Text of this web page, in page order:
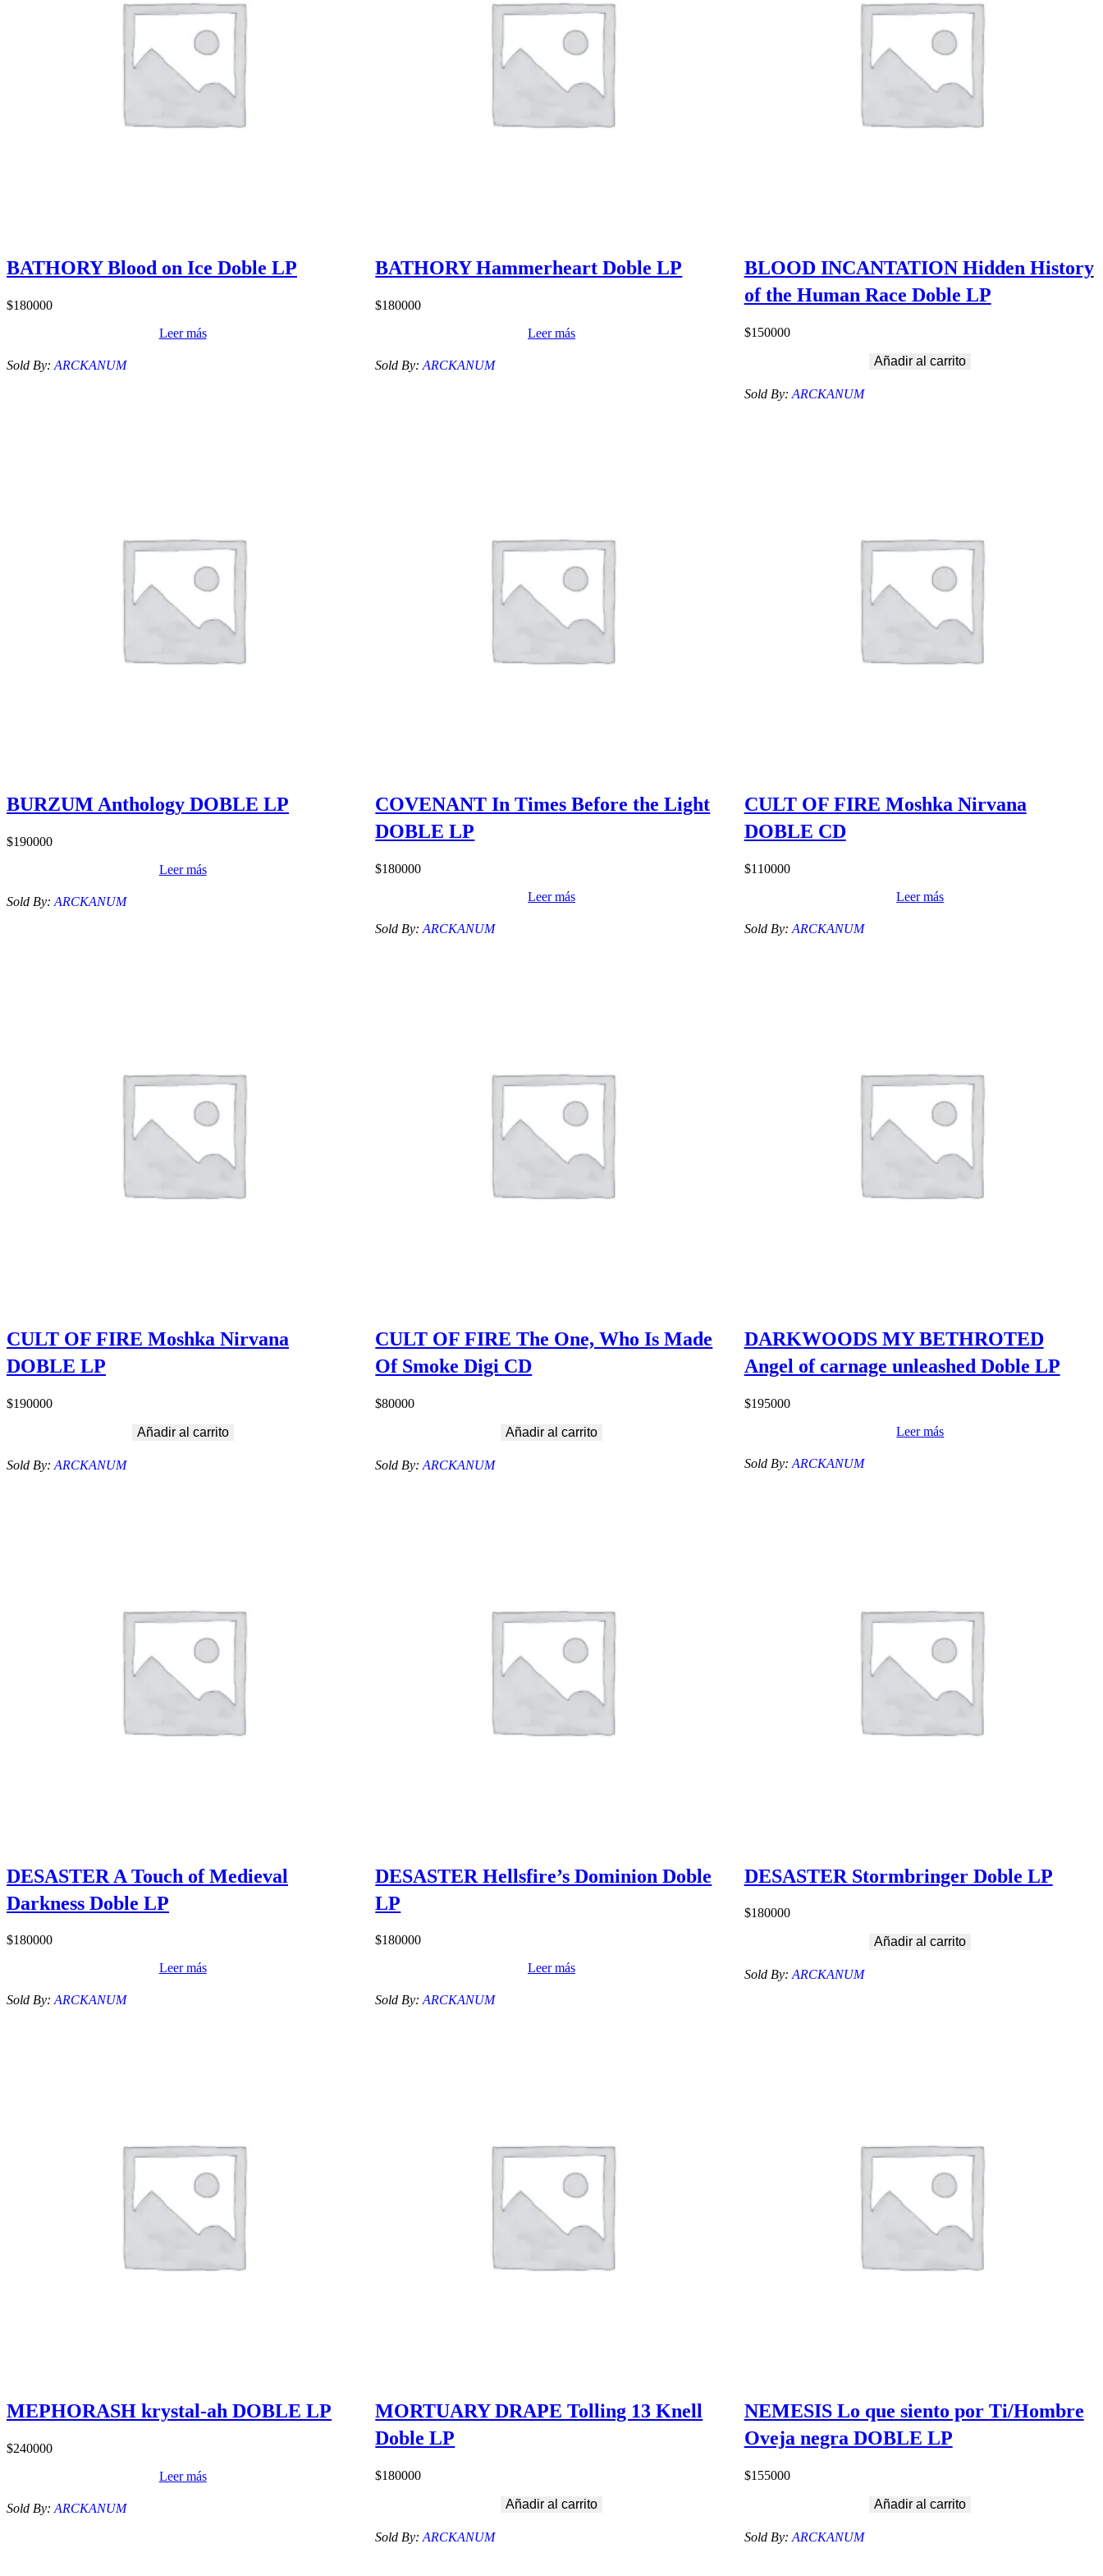
BATHORY Blood on Ice Doble LP
$180000
Leer más
Sold By: ARCKANUM
BATHORY Hammerheart Doble LP
$180000
Leer más
Sold By:ARCKANUM
BLOOD INCANTATION Hidden History
of the Human Race Doble LP
$150000
Añadir al carrito
Sold By: ARCKANUM
BURZUM Anthology DOBLE LP
$190000
Leer más
Sold By: ARCKANUM
COVENANT In Times Before the Light
DOBLE LP
$180000
Leer más
Sold By:ARCKANUM
CULT OF FIRE Moshka Nirvana
DOBLE CD
$110000
Leer más
Sold By: ARCKANUM
CULT OF FIRE Moshka Nirvana
DOBLE LP
$190000
Añadir al carrito
Sold By: ARCKANUM
CULT OF FIRE The One, Who Is Made
Of Smoke Digi CD
$80000
Añadir al carrito
Sold By:ARCKANUM
DARKWOODS MY BETHROTED
Angel of carnage unleashed Doble LP
$195000
Leer más
Sold By: ARCKANUM
DESASTER A Touch of Medieval
Darkness Doble LP
$180000
Leer más
Sold By:ARCKANUM
DESASTER Hellsfire’s Dominion Doble
LP
$180000
Leer más
Sold By:ARCKANUM
DESASTER Stormbringer Doble LP
$180000
Añadir al carrito
Sold By:ARCKANUM
MEPHORASH krystal-ah DOBLE LP
$240000
Leer más
Sold By: ARCKANUM
MORTUARY DRAPE Tolling 13 Knell
Doble LP
$180000
Añadir al carrito
Sold By:ARCKANUM
NEMESIS Lo que siento por Ti/Hombre
Oveja negra DOBLE LP
$155000
Añadir al carrito
Sold By: ARCKANUM